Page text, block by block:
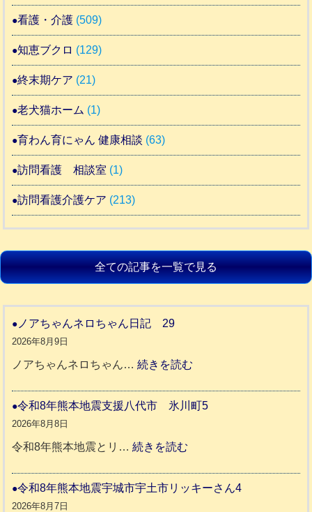
看護・介護 (509)
知恵ブクロ (129)
終末期ケア (21)
老犬猫ホーム (1)
育わん育にゃん 健康相談 (63)
訪問看護 相談室 (1)
訪問看護介護ケア (213)
全ての記事を一覧で見る
ノアちゃんネロちゃん日記 29
2026年8月9日
ノアちゃんネロちゃん…続きを読む
ア
ネ
令和8年熊本地震支援八代市 氷川町5
2026年8月8日
令和8年熊本地震とリ…続きを読む
和
令和8年熊本地震宇城市宇土市リッキーさん4
2026年8月7日